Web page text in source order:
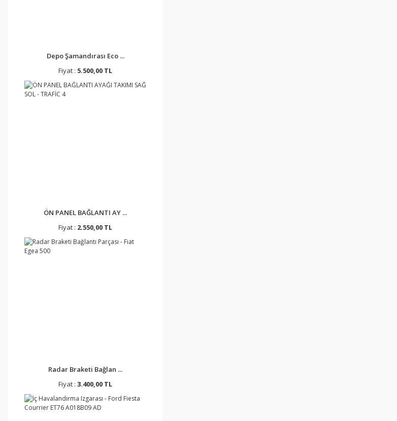
Depo Şamandırası Eco ...
Fiyat : 5.500,00 TL
ÖN PANEL BAĞLANTI AY ...
Fiyat : 2.550,00 TL
Radar Braketi Bağlan ...
Fiyat : 3.400,00 TL